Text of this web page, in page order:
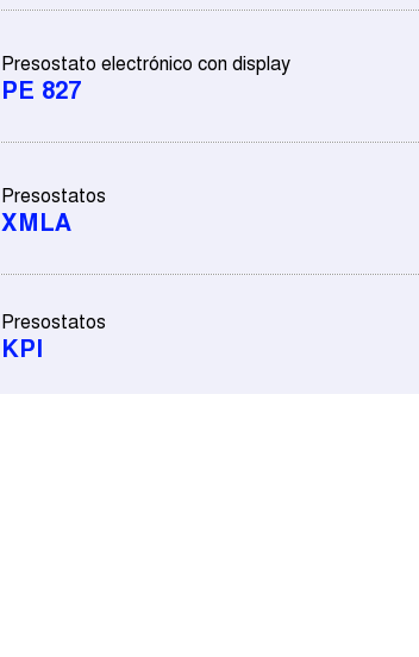
Presostato electrónico con display
PE 827
Presostatos
XMLA
Presostatos
KPI